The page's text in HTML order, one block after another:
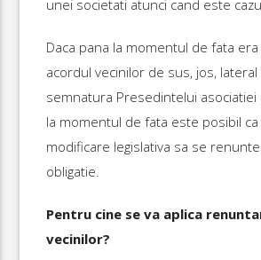
unei societati atunci cand este
Daca pana la momentul de fata
acordul vecinilor de sus, jos, lateral
semnatura Presedintelui
la momentul de fata este posibil
modificare legislativa sa se
obligatie.
Pentru cine se va aplica
vecinilor?